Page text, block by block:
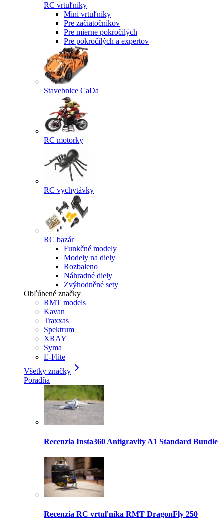
RC vrtuľníky
Mini vrtuľníky
Pre začiatočníkov
Pre mierne pokročilých
Pre pokročilých a expertov
Stavebnice CaDa
RC motorky
RC vychytávky
RC bazár
Funkčné modely
Modely na diely
Rozbaleno
Náhradné diely
Zvýhodněné sety
Obľúbené značky
RMT models
Kavan
Traxxas
Spektrum
XRAY
Syma
E-Flite
Všetky značky
Poradňa
Recenzia Insta360 Antigravity A1 Standard Bundle
Recenzia RC vrtuľníka RMT DragonFly 250